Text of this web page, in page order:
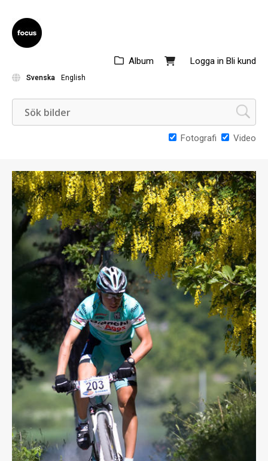
Logga in Bli kund
Album
Svenska English
Fotografi Video